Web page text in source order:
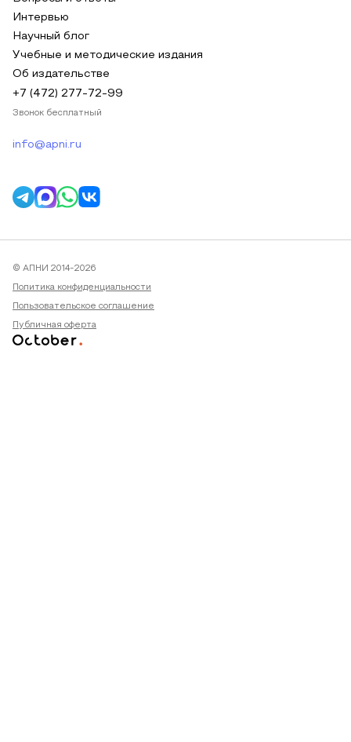
Интервью
Научный блог
Учебные и методические издания
Об издательстве
+7 (472) 277-72-99
Звонок бесплатный
info@apni.ru
© АПНИ 2014-2026
Политика конфиденциальности
Пользовательское соглашение
Публичная оферта